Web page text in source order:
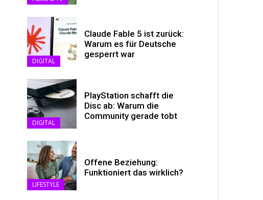
DIGITAL
Claude Fable 5 ist zurück:
Warum es für Deutsche
gesperrt war
DIGITAL
PlayStation schafft die
Disc ab: Warum die
Community gerade tobt
LIFESTYLE
Offene Beziehung:
Funktioniert das wirklich?